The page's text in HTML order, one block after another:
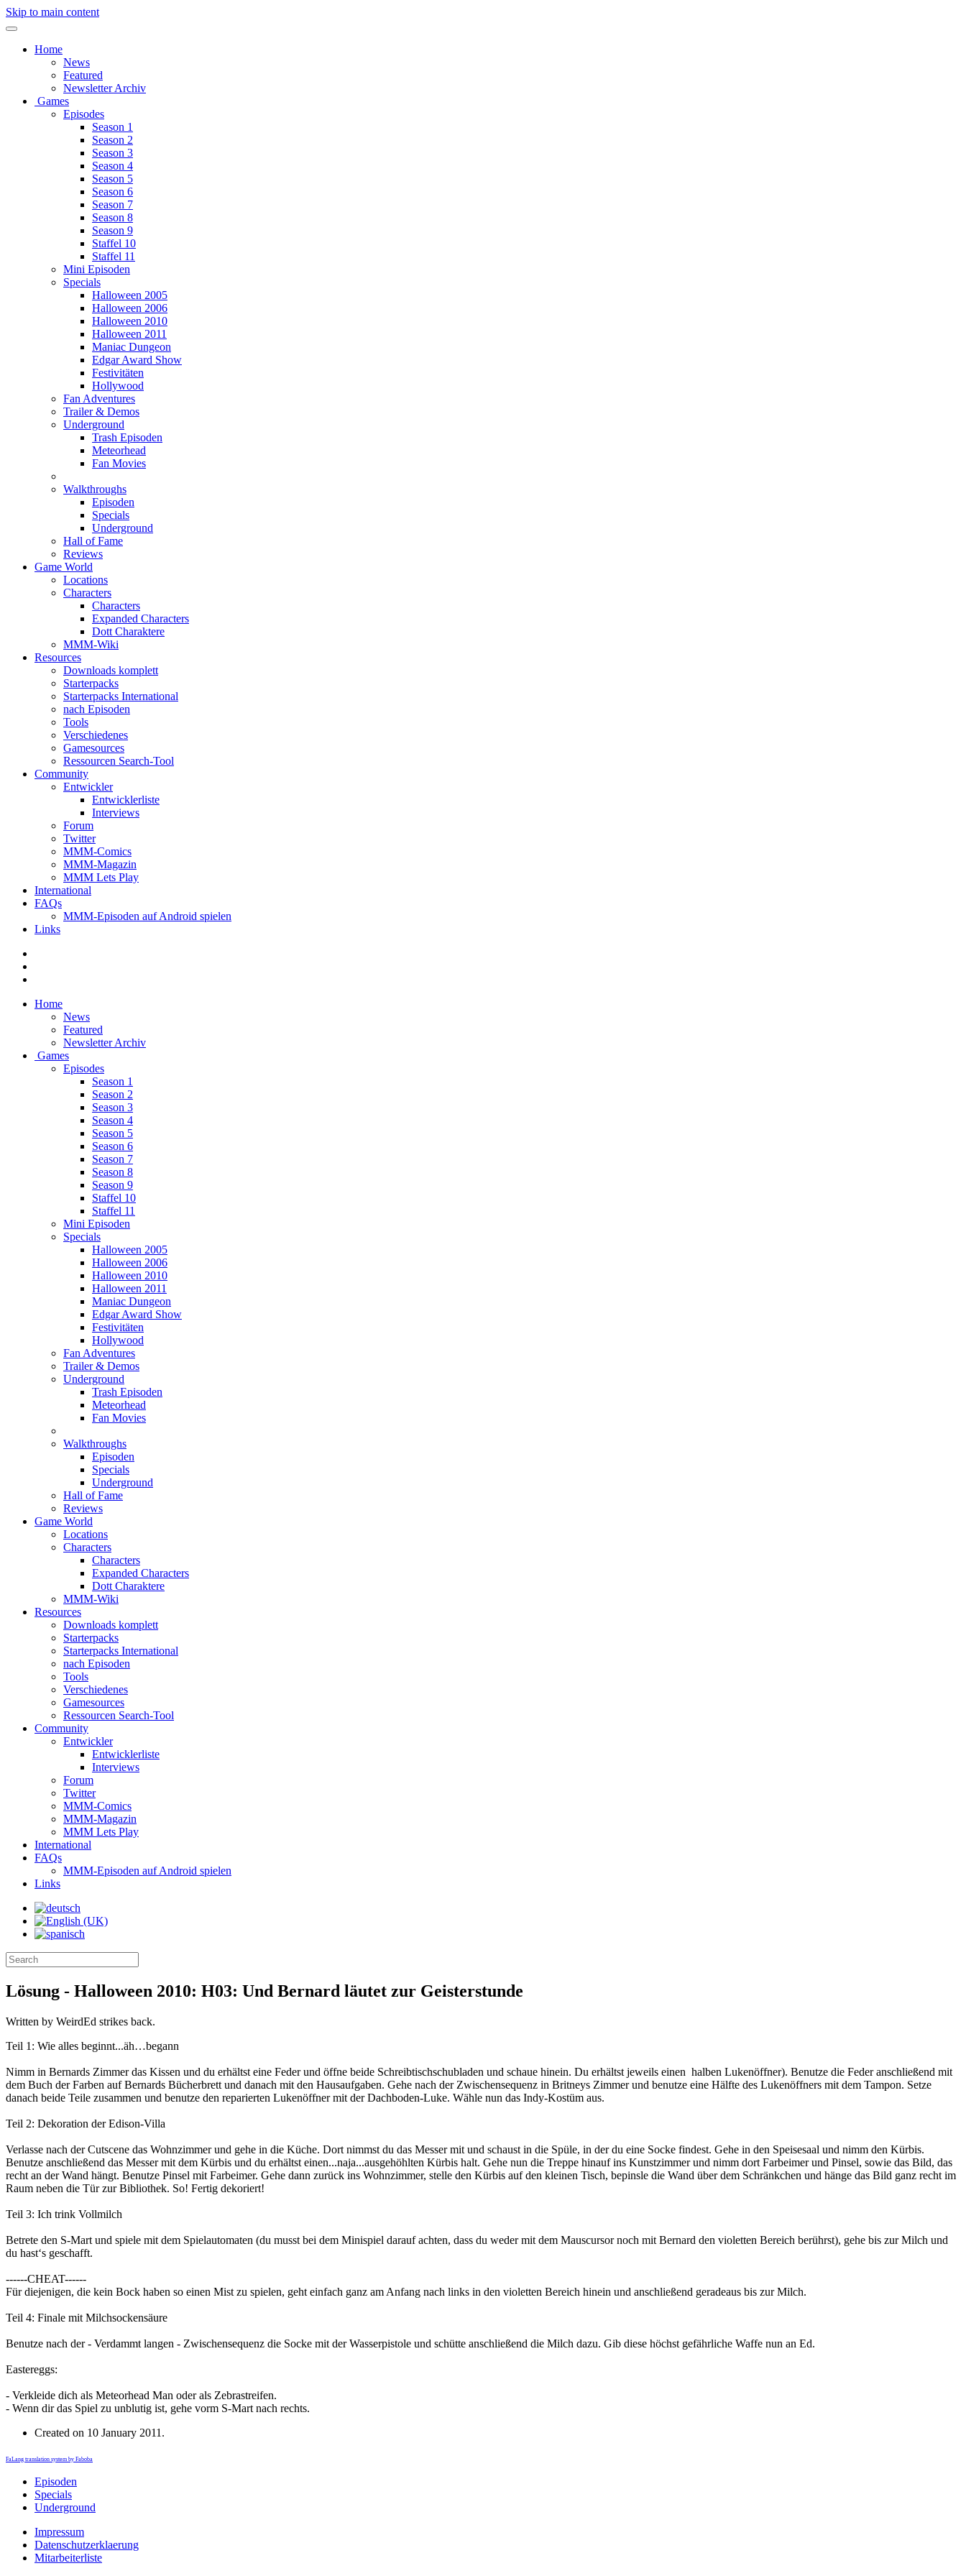
Skip to main content
Home
News
Featured
Newsletter Archiv
Games
Episodes
Season 1
Season 2
Season 3
Season 4
Season 5
Season 6
Season 7
Season 8
Season 9
Staffel 10
Staffel 11
Mini Episoden
Specials
Halloween 2005
Halloween 2006
Halloween 2010
Halloween 2011
Maniac Dungeon
Edgar Award Show
Festivitäten
Hollywood
Fan Adventures
Trailer & Demos
Underground
Trash Episoden
Meteorhead
Fan Movies
Walkthroughs
Episoden
Specials
Underground
Hall of Fame
Reviews
Game World
Locations
Characters
Characters
Expanded Characters
Dott Charaktere
MMM-Wiki
Resources
Downloads komplett
Starterpacks
Starterpacks International
nach Episoden
Tools
Verschiedenes
Gamesources
Ressourcen Search-Tool
Community
Entwickler
Entwicklerliste
Interviews
Forum
Twitter
MMM-Comics
MMM-Magazin
MMM Lets Play
International
FAQs
MMM-Episoden auf Android spielen
Links
Home
News
Featured
Newsletter Archiv
Games
Episodes
Season 1
Season 2
Season 3
Season 4
Season 5
Season 6
Season 7
Season 8
Season 9
Staffel 10
Staffel 11
Mini Episoden
Specials
Halloween 2005
Halloween 2006
Halloween 2010
Halloween 2011
Maniac Dungeon
Edgar Award Show
Festivitäten
Hollywood
Fan Adventures
Trailer & Demos
Underground
Trash Episoden
Meteorhead
Fan Movies
Walkthroughs
Episoden
Specials
Underground
Hall of Fame
Reviews
Game World
Locations
Characters
Characters
Expanded Characters
Dott Charaktere
MMM-Wiki
Resources
Downloads komplett
Starterpacks
Starterpacks International
nach Episoden
Tools
Verschiedenes
Gamesources
Ressourcen Search-Tool
Community
Entwickler
Entwicklerliste
Interviews
Forum
Twitter
MMM-Comics
MMM-Magazin
MMM Lets Play
International
FAQs
MMM-Episoden auf Android spielen
Links
Lösung - Halloween 2010: H03: Und Bernard läutet zur Geisterstunde
Written by WeirdEd strikes back.
Teil 1: Wie alles beginnt...äh…begann
Nimm in Bernards Zimmer das Kissen und du erhältst eine Feder und öffne beide Schreibtischschubladen und schaue hinein. Du erhältst jeweils einen halben Lukenöffner). Benutze die Feder anschließend mit
dem Buch der Farben auf Bernards Bücherbrett und danach mit den Hausaufgaben. Gehe nach der Zwischensequenz in Britneys Zimmer und benutze eine Hälfte des Lukenöffners mit dem Tampon. Setze
danach beide Teile zusammen und benutze den reparierten Lukenöffner mit der Dachboden-Luke. Wähle nun das Indy-Kostüm aus.
Teil 2: Dekoration der Edison-Villa
Verlasse nach der Cutscene das Wohnzimmer und gehe in die Küche. Dort nimmst du das Messer mit und schaust in die Spüle, in der du eine Socke findest. Gehe in den Speisesaal und nimm den Kürbis.
Benutze anschließend das Messer mit dem Kürbis und du erhältst einen...naja...ausgehöhlten Kürbis halt. Gehe nun die Treppe hinauf ins Kunstzimmer und nimm dort Farbeimer und Pinsel, sowie das Bild, das
recht an der Wand hängt. Benutze Pinsel mit Farbeimer. Gehe dann zurück ins Wohnzimmer, stelle den Kürbis auf den kleinen Tisch, bepinsle die Wand über dem Schränkchen und hänge das Bild ganz recht im
Raum neben die Tür zur Bibliothek. So! Fertig dekoriert!
Teil 3: Ich trink Vollmilch
Betrete den S-Mart und spiele mit dem Spielautomaten (du musst bei dem Minispiel darauf achten, dass du weder mit dem Mauscursor noch mit Bernard den violetten Bereich berührst), gehe bis zur Milch und
du hast‘s geschafft.
------CHEAT------
Für diejenigen, die kein Bock haben so einen Mist zu spielen, geht einfach ganz am Anfang nach links in den violetten Bereich hinein und anschließend geradeaus bis zur Milch.
Teil 4: Finale mit Milchsockensäure
Benutze nach der - Verdammt langen - Zwischensequenz die Socke mit der Wasserpistole und schütte anschließend die Milch dazu. Gib diese höchst gefährliche Waffe nun an Ed.
Eastereggs:
- Verkleide dich als Meteorhead Man oder als Zebrastreifen.
- Wenn dir das Spiel zu unblutig ist, gehe vorm S-Mart nach rechts.
Created on 10 January 2011 .
FaLang translation system by Faboba
Episoden
Specials
Underground
Impressum
Datenschutzerklaerung
Mitarbeiterliste